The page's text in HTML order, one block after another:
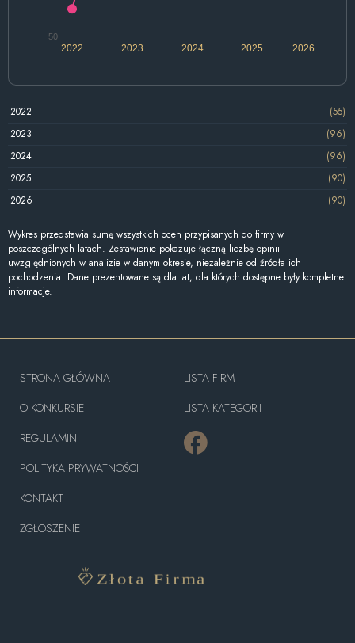
2022 2024 2026
2023 2025
50
2022
(55)
2023
(96)
2024
(96)
2025
(90)
2026
(90)
Wykres przedstawia sumę wszystkich ocen przypisanych do firmy w
poszczególnych latach. Zestawienie pokazuje łączną liczbę opinii
uwzględnionych w analizie w danym okresie, niezależnie od źródła ich
pochodzenia. Dane prezentowane są dla lat, dla których dostępne były kompletne
informacje.
STRONA GŁÓWNA
O KONKURSIE
REGULAMIN
POLITYKA PRYWATNOŚCI
KONTAKT
ZGŁOSZENIE
LISTA FIRM
LISTA KATEGORII